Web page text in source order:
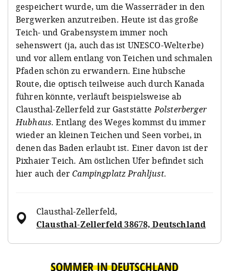
gespeichert wurde, um die Wasserräder in den
Bergwerken anzutreiben. Heute ist das große
Teich- und Grabensystem immer noch
sehenswert (ja, auch das ist UNESCO-Welterbe)
und vor allem entlang von Teichen und schmalen
Pfaden schön zu erwandern. Eine hübsche
Route, die optisch teilweise auch durch Kanada
führen könnte, verläuft beispielsweise ab
Clausthal-Zellerfeld zur GaststättePolsterberger
Hubhaus. Entlang des Weges kommst du immer
wieder an kleinen Teichen und Seen vorbei, in
denen das Baden erlaubt ist. Einer davon ist der
Pixhaier Teich. Am östlichen Ufer befindet sich
hier auch derCampingplatz Prahljust.
Clausthal-Zellerfeld,
Clausthal-Zellerfeld 38678, Deutschland
SOMMER IN DEUTSCHLAND